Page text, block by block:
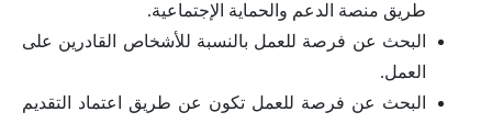
طريق منصة الدعم والحماية الإجتماعية.
البحث عن فرصة للعمل بالنسبة للأشخاص القادرين على
العمل.
البحث عن فرصة للعمل تكون عن طريق اعتماد التقديم